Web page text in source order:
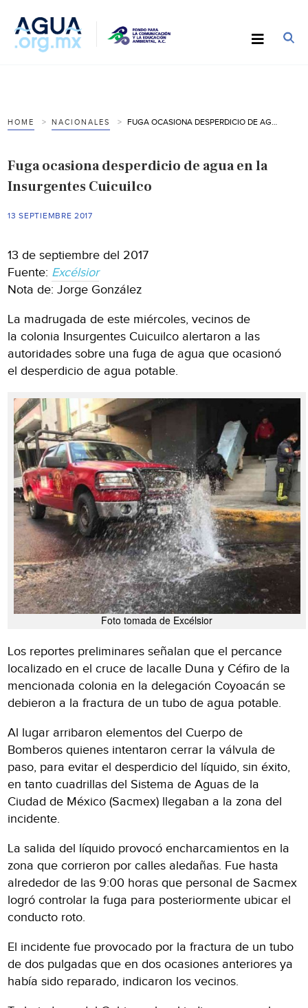
HOME NACIONALES
Fuga ocasiona desperdicio de agua en la
Insurgentes Cuicuilco
13 SEPTIEMBRE 2017
13 de septiembre del 2017
Fuente: Excélsior
Nota de: Jorge González
La madrugada de este miércoles, vecinos de
la colonia Insurgentes Cuicuilco alertaron a las
autoridades sobre una fuga de agua que ocasionó
el desperdicio de agua potable.
Foto tomada de Excélsior
Los reportes preliminares señalan que el percance
localizado en el cruce de lacalle Duna y Céfiro de la
mencionada colonia en la delegación Coyoacán se
debieron a la fractura de un tubo de agua potable.
Al lugar arribaron elementos del Cuerpo de
Bomberos quienes intentaron cerrar la válvula de
paso, para evitar el desperdicio del líquido, sin éxito,
en tanto cuadrillas del Sistema de Aguas de la
Ciudad de México (Sacmex) llegaban a la zona del
incidente.
La salida del líquido provocó encharcamientos en la
zona que corrieron por calles aledañas. Fue hasta
alrededor de las 9:00 horas que personal de Sacmex
logró controlar la fuga para posteriormente ubicar el
conducto roto.
El incidente fue provocado por la fractura de un tubo
de dos pulgadas que en dos ocasiones anteriores ya
había sido reparado, indicaron los vecinos.